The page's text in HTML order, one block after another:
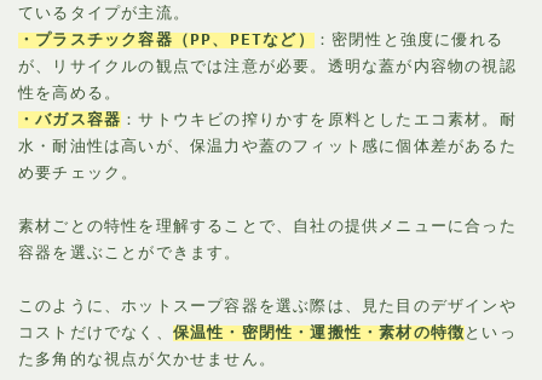
ているタイプが主流。
・プラスチック容器（PP、PETなど）：密閉性と強度に優れる
が、リサイクルの観点では注意が必要。透明な蓋が内容物の視認
性を高める。
・バガス容器 ：サトウキビの搾りかすを原料としたエコ素材。耐
水・耐油性は高いが、保温力や蓋のフィット感に個体差があるた
め要チェック。
素材ごとの特性を理解することで、自社の提供メニューに合った
容器を選ぶことができます。
このように、ホットスープ容器を選ぶ際は、見た目のデザインや
コストだけでなく、 保温性・密閉性・運搬性・素材の特徴といっ
た多角的な視点が欠かせません。